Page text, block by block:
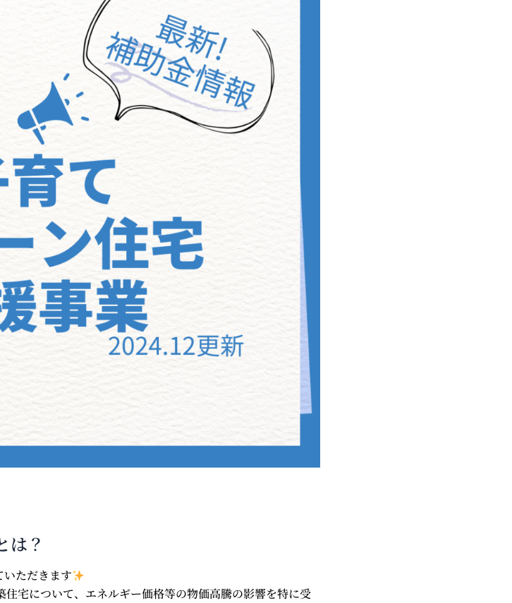
は？
ただきます
宅について、エネルギー価格等の物価高騰の影響を特に受